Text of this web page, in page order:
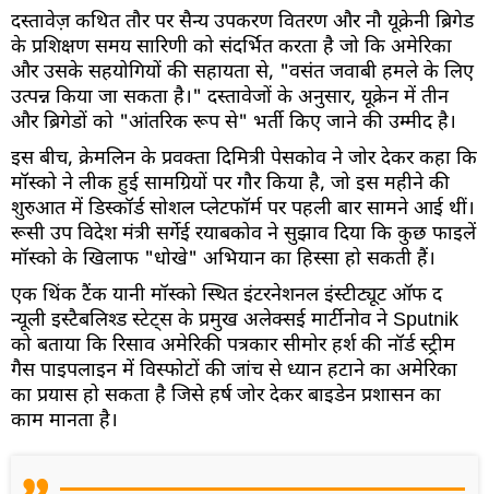
दस्तावेज़ कथित तौर पर सैन्य उपकरण वितरण और नौ यूक्रेनी ब्रिगेड
के प्रशिक्षण समय सारिणी को संदर्भित करता है जो कि अमेरिका
और उसके सहयोगियों की सहायता से, "वसंत जवाबी हमले के लिए
उत्पन्न किया जा सकता है।" दस्तावेजों के अनुसार, यूक्रेन में तीन
और ब्रिगेडों को "आंतरिक रूप से" भर्ती किए जाने की उम्मीद है।
इस बीच, क्रेमलिन के प्रवक्ता दिमित्री पेसकोव ने जोर देकर कहा कि
मॉस्को ने लीक हुई सामग्रियों पर गौर किया है, जो इस महीने की
शुरुआत में डिस्कॉर्ड सोशल प्लेटफॉर्म पर पहली बार सामने आई थीं।
रूसी उप विदेश मंत्री सर्गेई रयाबकोव ने सुझाव दिया कि कुछ फाइलें
मॉस्को के खिलाफ "धोखे" अभियान का हिस्सा हो सकती हैं।
एक थिंक टैंक यानी मॉस्को स्थित इंटरनेशनल इंस्टीट्यूट ऑफ द
न्यूली इस्टैबलिश्ड स्टेट्स के प्रमुख अलेक्सई मार्टीनोव ने Sputnik
को बताया कि रिसाव अमेरिकी पत्रकार सीमोर हर्श की नॉर्ड स्ट्रीम
गैस पाइपलाइन में विस्फोटों की जांच से ध्यान हटाने का अमेरिका
का प्रयास हो सकता है जिसे हर्ष जोर देकर बाइडेन प्रशासन का
काम मानता है।